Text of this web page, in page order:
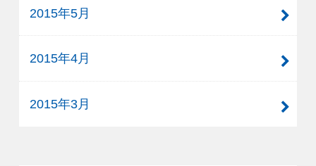
2015年5月
2015年4月
2015年3月